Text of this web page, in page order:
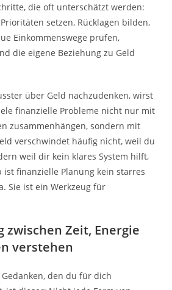
die oft unterschätzt werden:
setzen, Rücklagen bilden,
Einkommenswege prüfen,
die eigene Beziehung zu Geld
über Geld nachzudenken, wirst
finanzielle Probleme nicht nur mit
zusammenhängen, sondern mit
verschwindet häufig nicht, weil du
weil dir kein klares System hilft,
ist finanzielle Planung kein starres
Sie ist ein Werkzeug für
zwischen Zeit, Energie
verstehen
den du für dich